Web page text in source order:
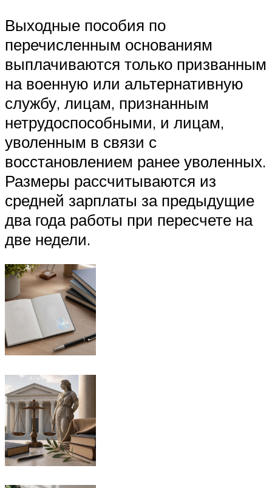
Выходные пособия по
перечисленным основаниям
выплачиваются только призванным
на военную или альтернативную
службу, лицам, признанным
нетрудоспособными, и лицам,
уволенным в связи с
восстановлением ранее уволенных.
Размеры рассчитываются из
средней зарплаты за предыдущие
два года работы при пересчете на
две недели.